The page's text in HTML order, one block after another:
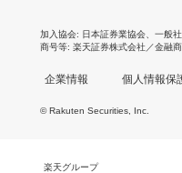
加入協会 日本証券業協会 一般
商号等 楽天証券株式会社／金融
企業情報 個人情報保
© Rakuten Securities, Inc.
楽天グループ